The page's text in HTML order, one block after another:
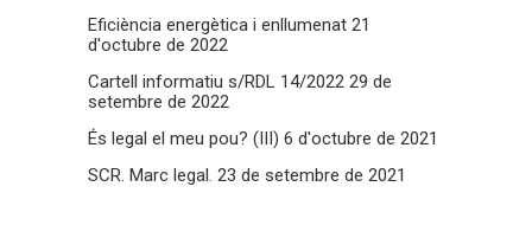
Eficiència energètica i enllumenat 21
d'octubre de 2022
Cartell informatiu s/RDL 14/2022 29 de
setembre de 2022
És legal el meu pou? (III) 6 d'octubre de 2021
SCR. Marc legal. 23 de setembre de 2021